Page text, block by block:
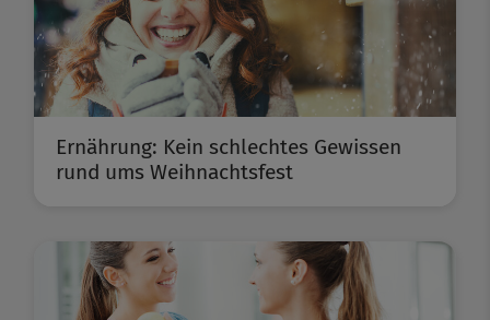
Ernährung: Kein schlechtes Gewissen
rund ums Weihnachtsfest